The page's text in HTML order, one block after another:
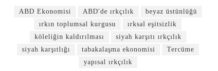
ABD Ekonomisi ABD'de ırkçılık
beyaz üstünlüğü
ırkın toplumsal kurgusu
ırksal eşitsizlik
köleliğin kaldırılması
siyah karşıtı ırkçılık
siyah karşıtlığı
tabakalaşma ekonomisi
Tercüme
yapısal ırkçılık